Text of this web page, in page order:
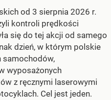
od 3 sierpnia 2026 r.
kontroli prędkości
się do tej akcji od samego
dzień, w którym polskie
samochodów,
wyposażonych
z ręcznymi laserowymi
Cel jest jeden.